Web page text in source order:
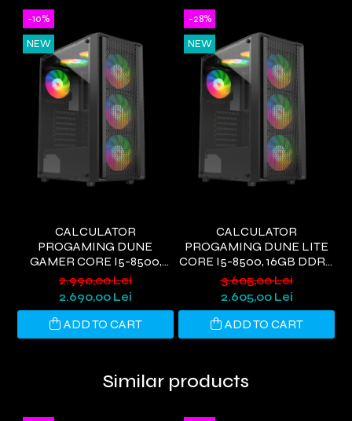
-10%
NEW
CALCULATOR
PROGAMING DUNE
GAMER CORE I5-8500,
16GB DDR4, 480GB SSD,
GTX 1660S 6GB, WIFI 6,
WINDOWS 11
2.990,00 Lei
2.690,00 Lei
ADD TO CART
-28%
NEW
CALCULATOR
PROGAMING DUNE LITE
CORE I5-8500, 16GB DDR4,
480GB SSD, RX580 8GB,
WIFI 6, WINDOWS 11
3.605,00 Lei
2.605,00 Lei
ADD TO CART
Similar products